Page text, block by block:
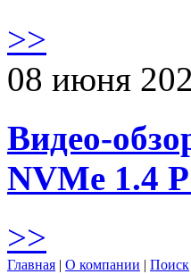
>>
08 июня
Видео-
NVMe 1.4
>>
Главная | О компании | Поиск